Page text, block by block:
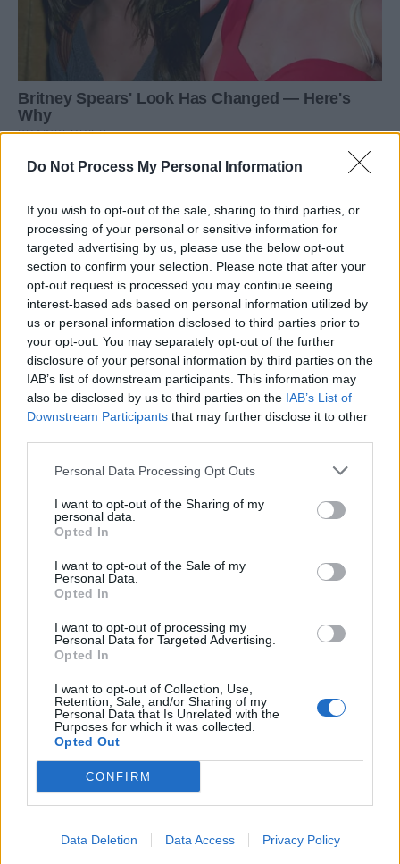
Do Not Process My Personal Information
If you wish to opt-out of the sale, sharing to third parties, or
processing of your personal or sensitive information for
targeted advertising by us, please use the below opt-out
section to confirm your selection. Please note that after your
opt-out request is processed you may continue seeing
interest-based ads based on personal information utilized by
us or personal information disclosed to third parties prior to
your opt-out. You may separately opt-out of the further
disclosure of your personal information by third parties on the
IAB’s list of downstream participants. This information may
also be disclosed by us to third parties on the IAB’s List of
Downstream Participants that may further disclose it to other
Personal Data Processing Opt Outs
I want to opt-out of the Sharing of my
personal data.
Opted In
I want to opt-out of the Sale of my
Personal Data.
Opted In
I want to opt-out of processing my
Personal Data for Targeted Advertising.
Opted In
I want to opt-out of Collection, Use,
Retention, Sale, and/or Sharing of my
Personal Data that Is Unrelated with the
Purposes for which it was collected.
Opted Out
CONFIRM
Data Deletion Data Access Privacy Policy